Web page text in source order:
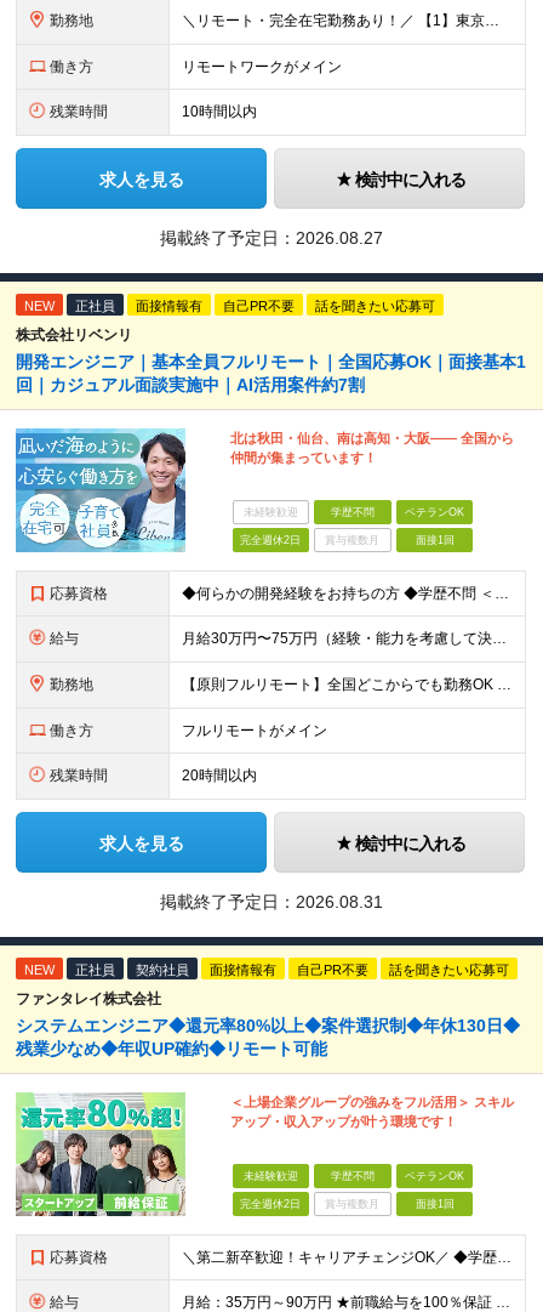
勤務地 ＼リモート・完全在宅勤務あり！／ 【1】東京本社もしくは東京23区を中心とした神奈川・埼玉・千葉エリアの各プロジェクト先 【2】大阪を中心とした京都・兵庫・滋賀・奈良・和歌山エリアの各プロジェクト先
働き方 リモートワークがメイン
残業時間 10時間以内
求人を見る 検討中に入れる
掲載終了予定日： 2026.08.27
NEW 正社員 面接情報有 自己PR不要 話を聞きたい応募可
株式会社リベンリ
開発エンジニア｜基本全員フルリモート｜全国応募OK｜面接基本1
回｜カジュアル面談実施中｜AI活用案件約7割
北は秋田・仙台、南は高知・大阪—— 全国から
仲間が集まっています！
未経験歓迎 学歴不問 ベテランOK
完全週休2日 賞与複数月 面接1回
応募資格 ◆何らかの開発経験をお持ちの方 ◆学歴不問 ＜特に歓迎する方＞ ◎リーダー経験・PM経験のある方（優遇します） ◎フルリモートでも自律的に動ける方 ◎自社サービスや受託開発にゆくゆく携わりたい方 ◎
給与 月給30万円〜75万円（経験・能力を考慮して決定） ※固定残業代20時間分（4.0〜10.2万円）含む／超過分は全額支給 ※経験・スキルを考慮のうえ決定いたします ※6ヶ月の試用期間あり。期間中の待遇
勤務地 【原則フルリモート】全国どこからでも勤務OK ※希望に応じてオフィス勤務も可能 ■本社（湘南本社） 神奈川県藤沢市辻堂神台2-2-1 アイクロス湘南8階 └JR東海道線「辻堂駅」徒歩3分 ■東北支
働き方 フルリモートがメイン
残業時間 20時間以内
求人を見る 検討中に入れる
掲載終了予定日： 2026.08.31
NEW 正社員 契約社員 面接情報有 自己PR不要 話を聞きたい応募可
ファンタレイ株式会社
システムエンジニア◆還元率80%以上◆案件選択制◆年休130日◆
残業少なめ◆年収UP確約◆リモート可能
＜上場企業グループの強みをフル活用＞ スキル
アップ・収入アップが叶う環境です！
未経験歓迎 学歴不問 ベテランOK
完全週休2日 賞与複数月 面接1回
応募資格 ＼第二新卒歓迎！キャリアチェンジOK／ ◆学歴不問 ◆何らかの開発経験がある方（年数・フェーズ不問） ★人柄重視の採用 ＼こんな方にピッタリです！／ ◇スタートアップ企業で新しいキャリアを歩みたい方
給与 月給：35万円～90万円 ★前職給与を100％保証 ★経験・能力を考慮の上、決定 ★案件内容の開示・明確な評価制度 ★案件単価が上がったら即昇給反映！ ※上記には固定残業代（6万6500円～21万